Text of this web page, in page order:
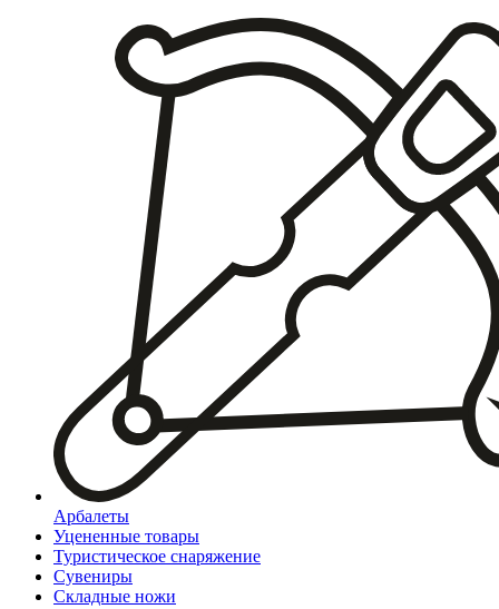
Арбалеты
Уцененные товары
Туристическое снаряжение
Сувениры
Складные ножи